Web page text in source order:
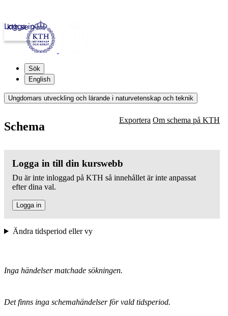
kth.se
Logga in
Sök
English
Ungdomars utveckling och lärande i naturvetenskap och teknik
Schema Exportera Om schema på KTH
Logga in till din kurswebb
Du är inte inloggad på KTH så innehållet är inte anpassat
efter dina val.
Logga in
Ändra tidsperiod eller vy
Inga händelser matchade sökningen.
Det finns inga schemahändelser för vald tidsperiod.